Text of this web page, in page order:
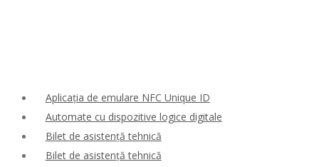
Aplicația de emulare NFC Unique ID
Automate cu dispozitive logice digitale
Bilet de asistență tehnică
Bilet de asistență tehnică